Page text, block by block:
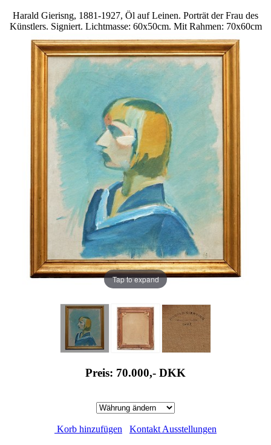
Harald Gierisng, 1881-1927, Öl auf Leinen. Porträt der Frau des
Künstlers. Signiert. Lichtmasse: 60x50cm. Mit Rahmen: 70x60cm
Tap to expand
Preis: 70.000,- DKK
Korb hinzufügen Kontakt Ausstellungen